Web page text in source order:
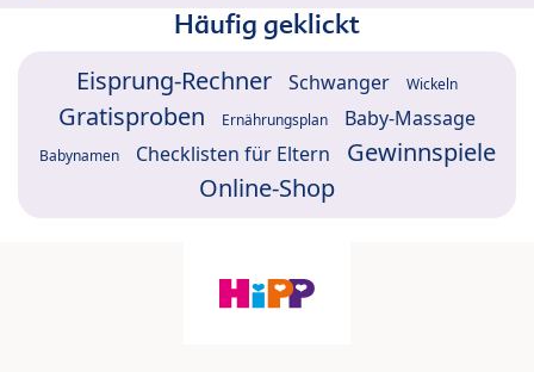
Häufig geklickt
Eisprung-Rechner Schwanger Wickeln
Gratisproben Ernährungsplan Baby-Massage
Babynamen Checklisten für Eltern
Gewinnspiele
Online-Shop